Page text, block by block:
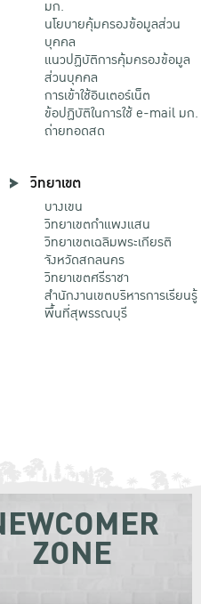
มก.
นโยบายคุ้มครองข้อมูลส่วน
บุคคล
แนวปฏิบัติการคุ้มครองข้อมูล
ส่วนบุคคล
การเข้าใช้อินเตอร์เน็ต
ข้อปฏิบัติในการใช้ e-mail มก.
ถ่ายทอดสด
วิทยาเขต
บางเขน
วิทยาเขตกําแพงแสน
วิทยาเขตเฉลิมพระเกียรติ
จังหวัดสกลนคร
วิทยาเขตศรีราชา
สำนักงานเขตบริหารการเรียนรู้
พื้นที่สุพรรณบุรี
ZONE